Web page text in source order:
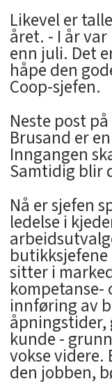
Likevel er
året. - I år
enn juli. Det
håpe den
Coop-sjefen.
Neste post
Brusand er
Inngangen
Samtidig blir
Nå er sjefen
ledelse i
butikksjefene
sitter i
kompetanse-
innføring av
åpningstider,
kunde -
vokse videre.
den jobben,